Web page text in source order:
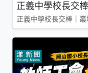
正義中學校長交
正義中學校長交棒｜